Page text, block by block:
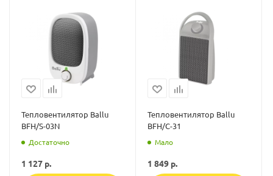
Тепловентилятор Ballu
BFH/S-03N
Достаточно
1 127 р.
Тепловентилятор Ballu
BFH/C-31
Мало
1 849 р.